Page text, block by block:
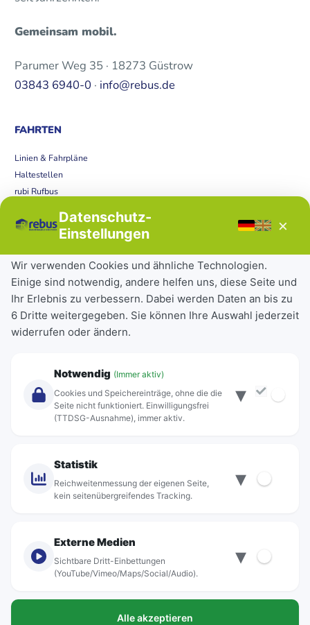
Gemeinsam mobil.
Parumer Weg 35 · 18273 Güstrow
03843 6940-0 · info@rebus.de
FAHRTEN
Linien & Fahrpläne
Haltestellen
rubi Rufbus
Störungen
Tickets & Tarife
Deutschlandticket
Schülerkarte
Einzeltickets
Abonnements
Über Rebus
Standorte
© rebus Regionalbus Rostock GmbH
Datenschutz-
Einstellungen
×
Wir verwenden Cookies und ähnliche Technologien.
Einige sind notwendig, andere helfen uns, diese Seite und
Ihr Erlebnis zu verbessern. Dabei werden Daten an bis zu
6 Dritte weitergegeben. Sie können Ihre Auswahl jederzeit
widerrufen oder ändern.
Notwendig (Immer aktiv)
Cookies und Speichereinträge, ohne die die
Seite nicht funktioniert. Einwilligungsfrei
(TTDSG-Ausnahme), immer aktiv.
▾
Statistik
Reichweitenmessung der eigenen Seite,
kein seitenübergreifendes Tracking.
▾
Externe Medien
Sichtbare Dritt-Einbettungen
(YouTube/Vimeo/Maps/Social/Audio).
▾
Alle akzeptieren